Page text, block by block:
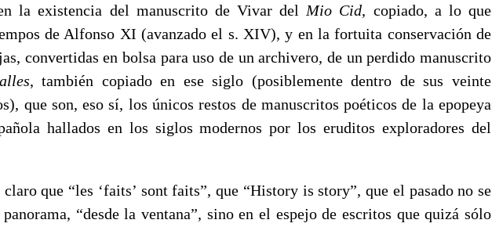
la existencia del manuscrito de Vivar del Mio Cid, copiado, a lo que
de Alfonso XI (avanzado el s. XIV), y en la fortuita conservación de
convertidas en bolsa para uso de un archivero, de un perdido manuscrito
, también copiado en ese siglo (posiblemente dentro de sus veinte
que son, eso sí, los únicos restos de manuscritos poéticos de la epopeya
hallados en los siglos modernos por los eruditos exploradores del
claro que “les ‘faits’ sont faits”, que “History is story”, que el pasado no se
“desde la ventana”, sino en el espejo de escritos que quizá sólo